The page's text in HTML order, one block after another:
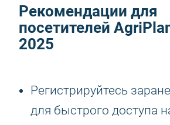
Рекомендации для
посетителей
2025
Регистрируйтесь
для быстрого доступа